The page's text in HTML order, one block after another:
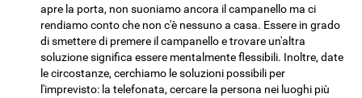
apre la porta, non suoniamo ancora il campanello ma ci
rendiamo conto che non c'è nessuno a casa. Essere in grado
di smettere di premere il campanello e trovare un'altra
soluzione significa essere mentalmente flessibili. Inoltre, date
le circostanze, cerchiamo le soluzioni possibili per
l'imprevisto: la telefonata, cercare la persona nei luoghi più